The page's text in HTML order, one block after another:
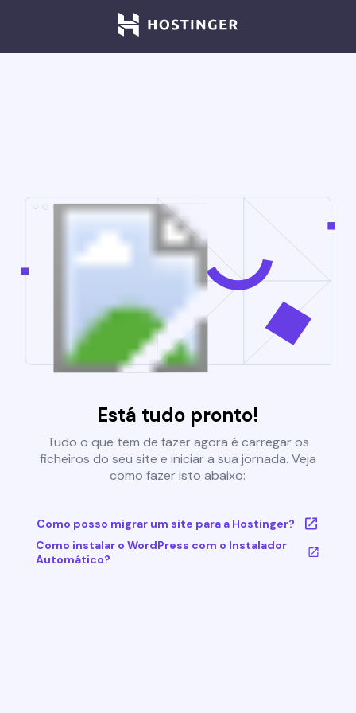
Está tudo pronto!
Tudo o que tem de fazer agora é carregar os
ficheiros do seu site e iniciar a sua jornada. Veja
como fazer isto abaixo:
Como posso migrar um site para a Hostinger?
Como instalar o WordPress com o Instalador
Automático?